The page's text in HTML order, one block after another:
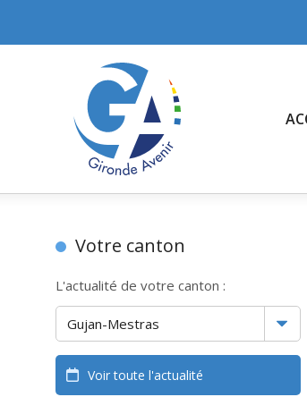
Votre canton
L'actualité de votre canton :
Voir toute l'actualité